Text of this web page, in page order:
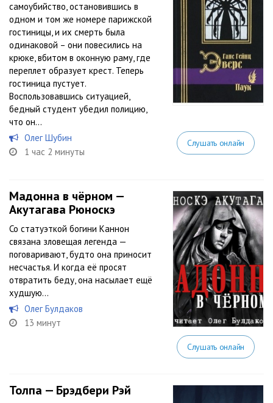
самоубийство, остановившись в
одном и том же номере парижской
гостиницы, и их смерть была
одинаковой – они повесились на
крюке, вбитом в оконную раму, где
переплет образует крест. Теперь
гостиница пустует.
Воспользовавшись ситуацией,
бедный студент убедил полицию,
что он...
Олег Шубин
1 час 2 минуты
Слушать онлайн
Мадонна в чёрном —
Акутагава Рюноскэ
Со статуэткой богини Каннон
связана зловещая легенда —
поговаривают, будто она приносит
несчастья. И когда её просят
отвратить беду, она насылает ещё
худшую…
Олег Булдаков
13 минут
Слушать онлайн
Толпа — Брэдбери Рэй